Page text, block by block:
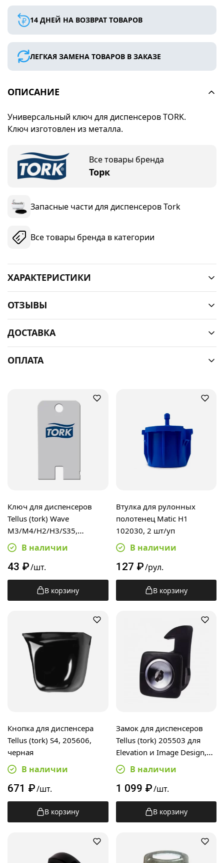
14 ДНЕЙ НА ВОЗВРАТ ТОВАРОВ
ЛЕГКАЯ ЗАМЕНА ТОВАРОВ В ЗАКАЗЕ
ОПИСАНИЕ
Универсальный ключ для диспенсеров TORK.
Ключ изготовлен из металла.
Все товары бренда
Торк
Запасные части для диспенсеров Tork
Все товары бренда в категории
ХАРАКТЕРИСТИКИ
ОТЗЫВЫ
ДОСТАВКА
ОПЛАТА
Ключ для диспенсеров
Tellus (tork) Wave
M3/M4/H2/H3/S35,
470061, пластик, к
пластиковым замкам
В наличии
43 ₽/шт.
В корзину
Втулка для рулонных
полотенец Matic H1
102030, 2 шт/уп
В наличии
127 ₽/рул.
В корзину
Кнопка для диспенсера
Tellus (tork) S4, 205606,
черная
В наличии
671 ₽/шт.
В корзину
Замок для диспенсеров
Tellus (tork) 205503 для
Elevation и Image Design,
черныйВ наличии
1 099 ₽/шт.
В корзину